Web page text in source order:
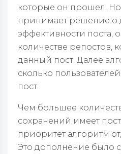
которые он прошел.
принимает решение о
эффективности поста,
количестве репостов,
данный пост. Далее
сколько
пост.
Чем большее
сохранений имеет
приоритет алгоритм
Это дополнение было